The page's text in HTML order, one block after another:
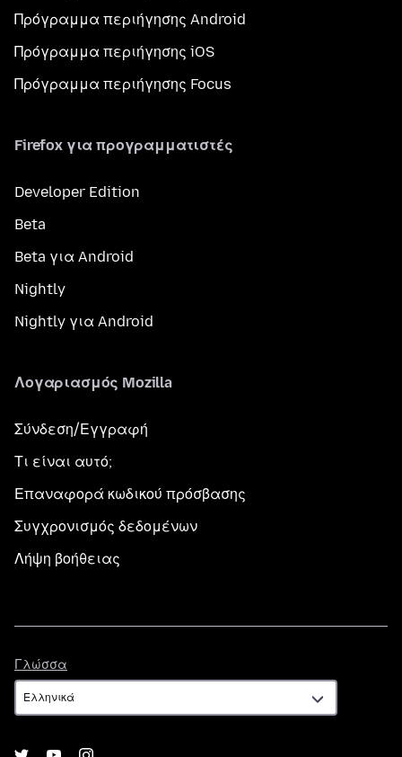
Πρόγραμμα περιήγησης Android
Πρόγραμμα περιήγησης iOS
Πρόγραμμα περιήγησης Focus
Firefox για προγραμματιστές
Developer Edition
Beta
Beta για Android
Nightly
Nightly για Android
Λογαριασμός Mozilla
Σύνδεση/Εγγραφή
Τι είναι αυτό;
Επαναφορά κωδικού πρόσβασης
Συγχρονισμός δεδομένων
Λήψη βοήθειας
Γλώσσα